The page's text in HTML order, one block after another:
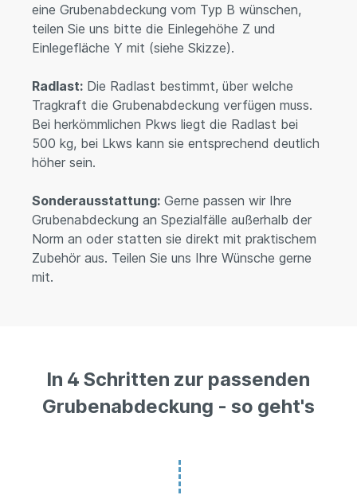
eine Grubenabdeckung vom Typ B wünschen,
teilen Sie uns bitte die Einlegehöhe Z und
Einlegefläche Y mit (siehe Skizze).
Radlast: Die Radlast bestimmt, über welche
Tragkraft die Grubenabdeckung verfügen muss.
Bei herkömmlichen Pkws liegt die Radlast bei
500 kg, bei Lkws kann sie entsprechend deutlich
höher sein.
Sonderausstattung: Gerne passen wir Ihre
Grubenabdeckung an Spezialfälle außerhalb der
Norm an oder statten sie direkt mit praktischem
Zubehör aus. Teilen Sie uns Ihre Wünsche gerne
mit.
In 4 Schritten zur passenden
Grubenabdeckung - so geht's